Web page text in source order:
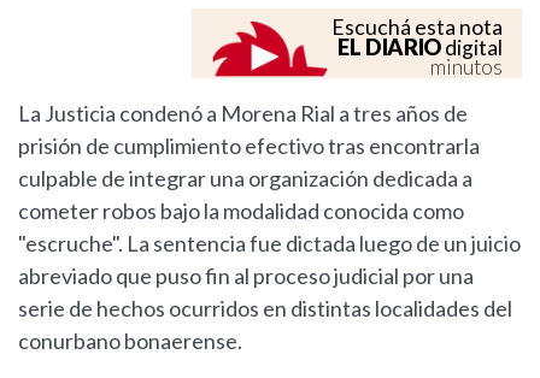
Escuchá esta nota
EL DIARIOdigital
minutos
La Justicia condenó a Morena Rial a tres años de
prisión de cumplimiento efectivo tras encontrarla
culpable de integrar una organización dedicada a
cometer robos bajo la modalidad conocida como
"escruche". La sentencia fue dictada luego de un juicio
abreviado que puso fin al proceso judicial por una
serie de hechos ocurridos en distintas localidades del
conurbano bonaerense.